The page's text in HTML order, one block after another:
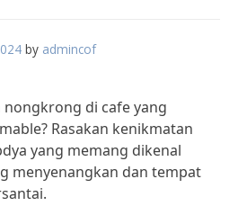
by admincof
nongkrong di cafe yang
Rasakan kenikmatan
yang memang dikenal
menyenangkan dan tempat